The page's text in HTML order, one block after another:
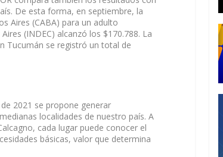
De esta forma, en septiembre, la
Aires (CABA) para un adulto
(INDEC) alcanzó los $170.788. La
Tucumán se registró un total de
2021 se propone generar
localidades de nuestro país. A
cada lugar puede conocer el
básicas, valor que determina